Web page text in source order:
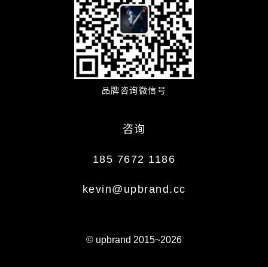
品牌咨询微信号
咨询
185 7672 1186
kevin@upbrand.cc
© upbrand 2015~2026